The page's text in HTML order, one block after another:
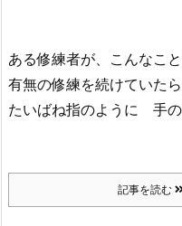
ある修練者が、こんなこ
有無の修練を続けていた
たいばね指のように 手
記事を読む